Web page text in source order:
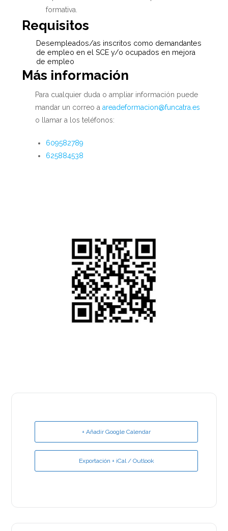
formativa.
Requisitos
Desempleados/as inscritos como demandantes
de empleo en el SCE y/o ocupados en mejora
de empleo
Más información
Para cualquier duda o ampliar información puede
mandar un correo a areadeformacion@funcatra.es
o llamar a los teléfonos:
609582789
625884538
+ Añadir Google Calendar
Exportación + iCal / Outlook